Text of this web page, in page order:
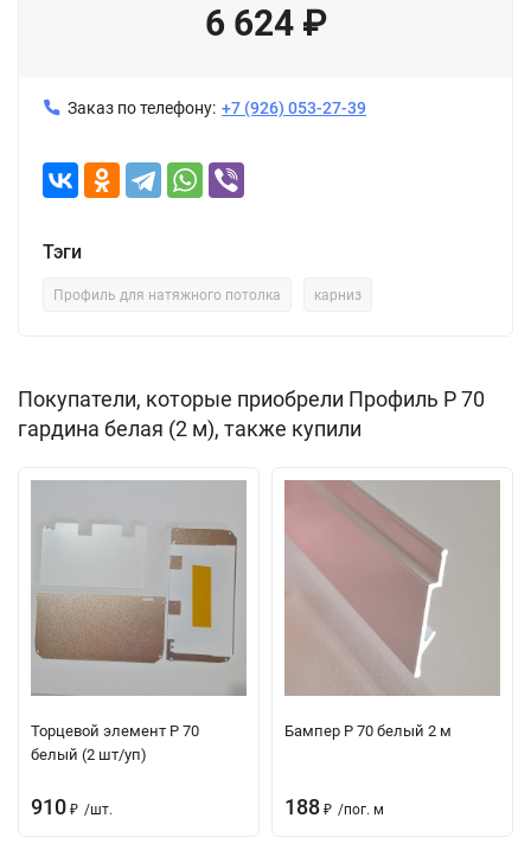
6 624 ₽
Заказ по телефону: +7 (926) 053-27-39
Тэги
Профиль для натяжного потолка карниз
Покупатели, которые приобрели Профиль P 70
гардина белая (2 м), также купили
Торцевой элемент Р 70
белый (2 шт/уп)
910 ₽ /шт.
Бампер Р 70 белый 2 м
188 ₽ /пог. м